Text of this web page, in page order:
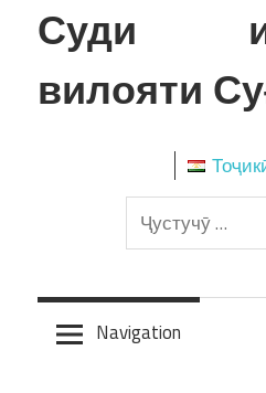
Skip
to
Суди
вилояти
Navigation